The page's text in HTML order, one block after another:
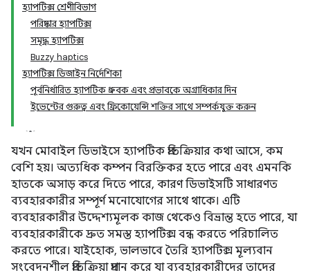
হ্যাপটিক্স শ্রেণীবিভাগ
পরিষ্কার হ্যাপটিক্স
সমৃদ্ধ হ্যাপটিক্স
Buzzy haptics
হ্যাপটিক্স ডিজাইন নির্দেশিকা
পূর্বনির্ধারিত হ্যাপটিক ধ্রুবক এবং প্রভাবকে অগ্রাধিকার দিন
ইভেন্টের গুরুত্ব এবং ফ্রিকোয়েন্সি শক্তির সাথে সম্পর্কযুক্ত করুন
যখন মোবাইল ডিভাইসে হ্যাপটিক প্রতিক্রিয়ার কথা আসে, কম
বেশি হয়। অত্যধিক কম্পন বিরক্তিকর হতে পারে এবং এমনকি
হাতকে অসাড় করে দিতে পারে, কারণ ডিভাইসটি সাধারণত
ব্যবহারকারীর সম্পূর্ণ মনোযোগের সাথে থাকে। এটি
ব্যবহারকারীর উদ্দেশ্যমূলক কাজ থেকেও বিভ্রান্ত হতে পারে, যা
ব্যবহারকারীকে দ্রুত সমস্ত হ্যাপটিক্স বন্ধ করতে পরিচালিত
করতে পারে। যাইহোক, ভালভাবে তৈরি হ্যাপটিক্স মূল্যবান
সংবেদনশীল প্রতিক্রিয়া প্রদান করে যা ব্যবহারকারীদের তাদের